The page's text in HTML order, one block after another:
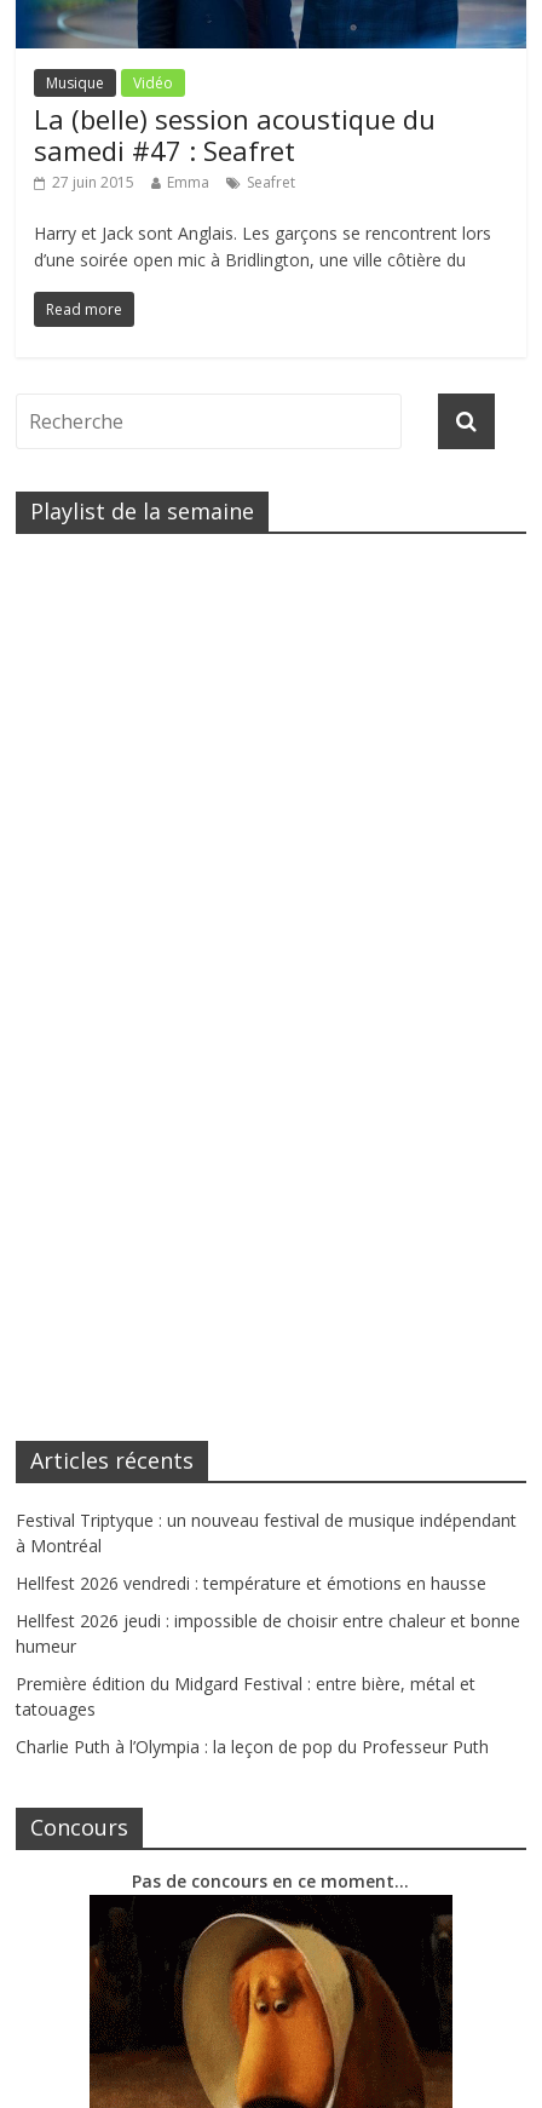
Musique Vidéo
La (belle) session acoustique du
samedi #47 : Seafret
27 juin 2015 Emma Seafret
Harry et Jack sont Anglais. Les garçons se rencontrent lors
d’une soirée open mic à Bridlington, une ville côtière du
Read more
Playlist de la semaine
Articles récents
Festival Triptyque : un nouveau festival de musique indépendant
à Montréal
Hellfest 2026 vendredi : température et émotions en hausse
Hellfest 2026 jeudi : impossible de choisir entre chaleur et bonne
humeur
Première édition du Midgard Festival : entre bière, métal et
tatouages
Charlie Puth à l’Olympia : la leçon de pop du Professeur Puth
Concours
Pas de concours en ce moment…